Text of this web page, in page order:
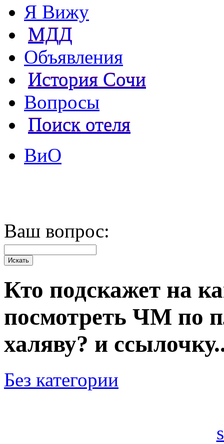
Я Вижу
МДД
Объявления
История Сочи
Вопросы
Поиск отеля
ВиО
Ваш вопрос:
Кто подскажет на
посмотреть ЧМ по
халяву? и
Без категории